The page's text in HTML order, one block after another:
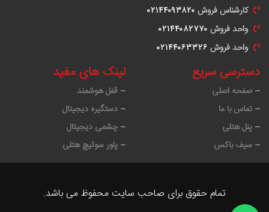
لینک های مفید
قفل هوشمند
دستگیره دیجیتال
چشمی دیجیتال
پاور سوئیچ هتلی
دسترسی سریع
صفحه اصلی
تماس با ما
پنل هتلی
سیف باکس
کارشناس فروش ٠٢١۴۴٠٩٣٨٢٠
واحد فروش ٠٢١۴۴٠٨٢٧٧٠
واحد فروش ٠٢١۴۴٠۶٣٣٢۶
تمام حقوق برای صاحب سایت محفوظ می باشد.